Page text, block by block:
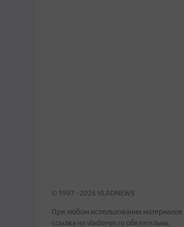
© 1997 - 2026 VLADNEWS
При любом использовании материалов
ссылка на vladnews.ru обязательна.